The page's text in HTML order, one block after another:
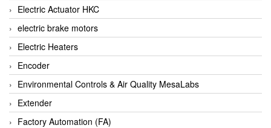
Anritsu
ANTEC S.A
Antico pumps
Anybus/ HMS
AOBEN
Apex Dynamics Vietnam
Apex Dynamics Vietnam
Electric Actuator HKC
electric brake motors
Electric Heaters
Encoder
Environmental Controls & Air Quality MesaLabs
Extender
Factory Automation (FA)